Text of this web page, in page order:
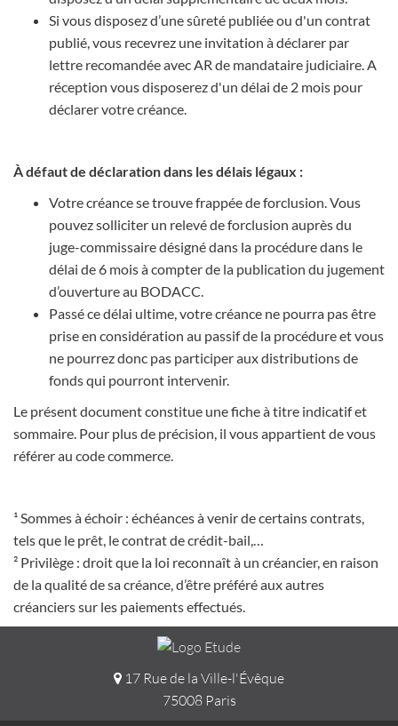
Si vous disposez d’une sûreté publiée ou d'un contrat
publié, vous recevrez une invitation à déclarer par
lettre recomandée avec AR de mandataire judiciaire. A
réception vous disposerez d'un délai de 2 mois pour
déclarer votre créance.
À défaut de déclaration dans les délais légaux :
Votre créance se trouve frappée de forclusion. Vous
pouvez solliciter un relevé de forclusion auprès du
juge-commissaire désigné dans la procédure dans le
délai de 6 mois à compter de la publication du jugement
d’ouverture au BODACC.
Passé ce délai ultime, votre créance ne pourra pas être
prise en considération au passif de la procédure et vous
ne pourrez donc pas participer aux distributions de
fonds qui pourront intervenir.
Le présent document constitue une fiche à titre indicatif et
sommaire. Pour plus de précision, il vous appartient de vous
référer au code commerce.
¹ Sommes à échoir : échéances à venir de certains contrats,
tels que le prêt, le contrat de crédit-bail,…
² Privilège : droit que la loi reconnaît à un créancier, en raison
de la qualité de sa créance, d’être préféré aux autres
créanciers sur les paiements effectués.
17 Rue de la Ville-l'Évêque
75008 Paris